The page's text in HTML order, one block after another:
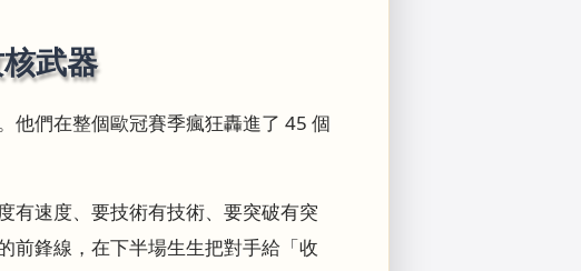
武器
他們在整個歐冠賽季瘋狂轟進了 45 個
有速度、要技術有技術、要突破有突
前鋒線，在下半場生生把對手給「收